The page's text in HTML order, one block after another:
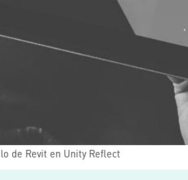
de Revit en Unity Reflect